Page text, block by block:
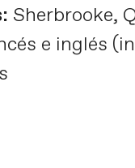
Sherbrooke,
e inglés